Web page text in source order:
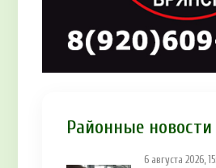
Районные новости
6 августа 2026,